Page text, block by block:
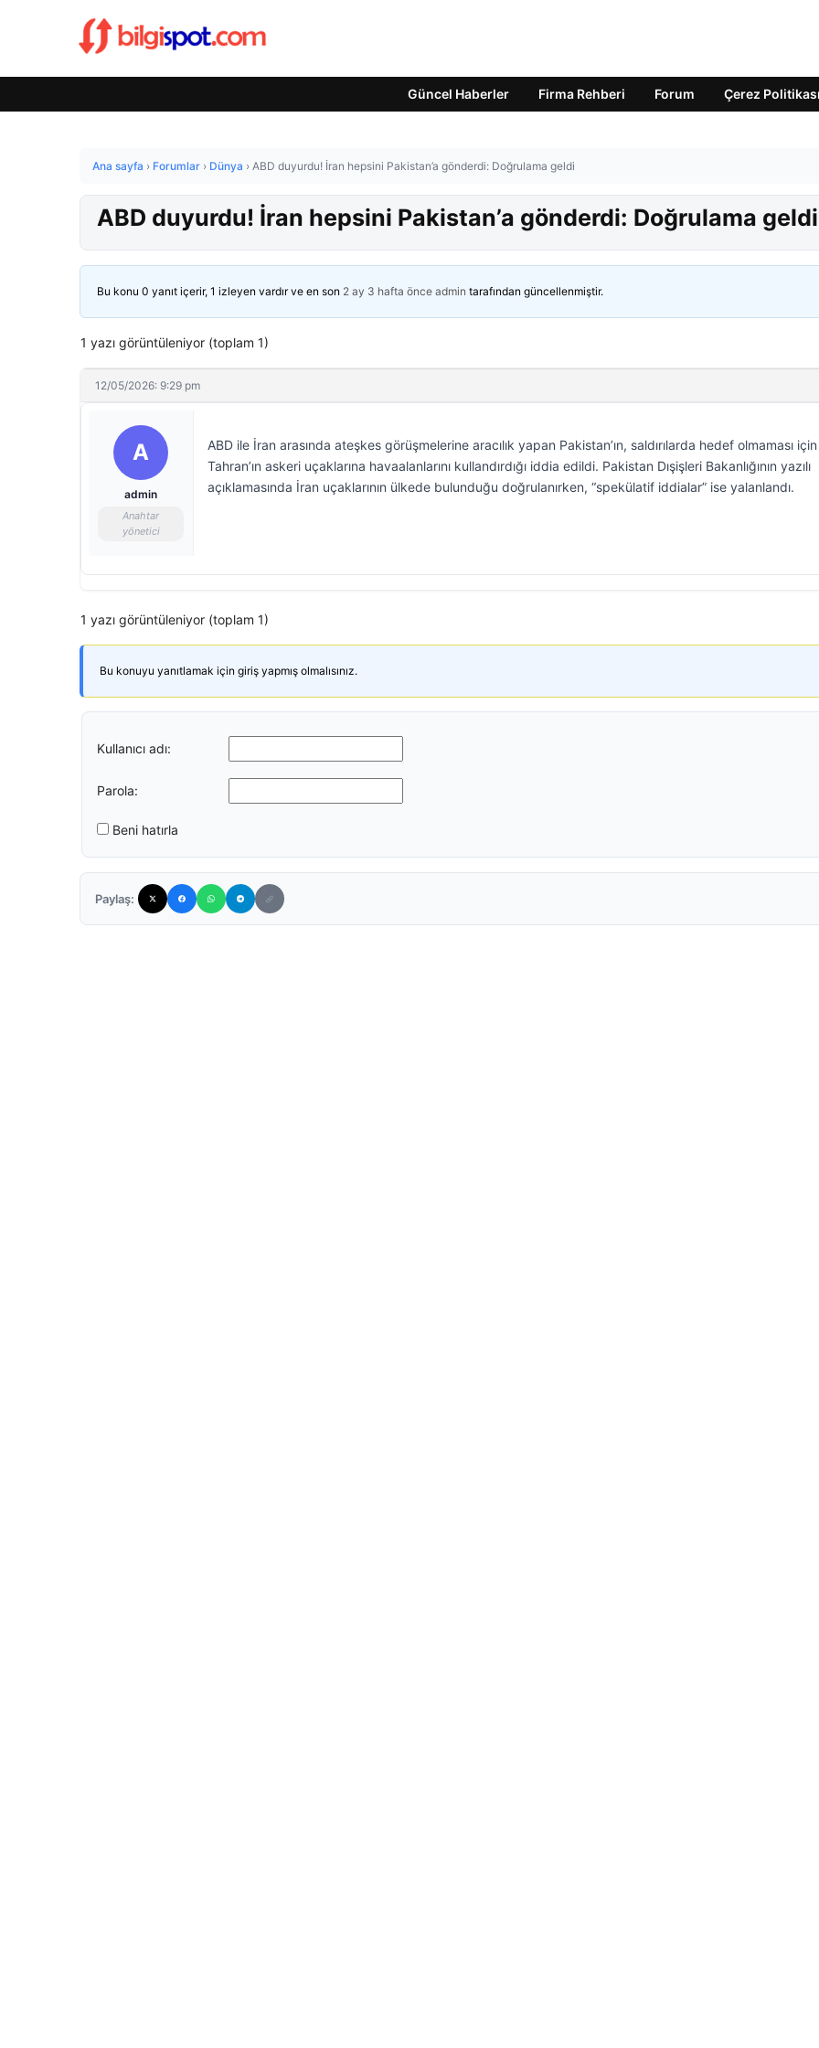
Güncel Haberler Firma Rehberi Forum Çerez Politikası
Ana sayfa › Forumlar › Dünya › ABD duyurdu! İran hepsini Pakistan’a gönderdi: Doğrulama geldi
ABD duyurdu! İran hepsini Pakistan’a gönderdi: Doğrulama geldi
Bu konu 0 yanıt içerir, 1 izleyen vardır ve en son 2 ay 3 hafta önce admin tarafından güncellenmiştir.
1 yazı görüntüleniyor (toplam 1)
12/05/2026: 9:29 pm
A
admin
Anahtar
yönetici
ABD ile İran arasında ateşkes görüşmelerine aracılık yapan Pakistan’ın, saldırılarda hedef olmaması için
Tahran’ın askeri uçaklarına havaalanlarını kullandırdığı iddia edildi. Pakistan Dışişleri Bakanlığının yazılı
açıklamasında İran uçaklarının ülkede bulunduğu doğrulanırken, “spekülatif iddialar” ise yalanlandı.
1 yazı görüntüleniyor (toplam 1)
Bu konuyu yanıtlamak için giriş yapmış olmalısınız.
Kullanıcı adı:
Parola:
Beni hatırla
Paylaş: